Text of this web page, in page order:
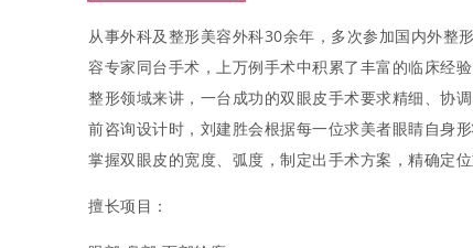
从事外科及整形美容外科30余年，多次参加国内外整
容专家同台手术，上万例手术中积累了丰富的临床经
整形领域来讲，一台成功的双眼皮手术要求精细、协
前咨询设计时，刘建胜会根据每一位求美者眼睛自身
掌握双眼皮的宽度、弧度，制定出手术方案，精确定
擅长项目：